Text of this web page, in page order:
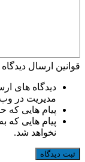
قوانین ارسال دیدگاه
دیدگاه های
مدیریت در
پیام هایی که
پیام هایی که
نخواهد شد.
ثبت دیدگاه